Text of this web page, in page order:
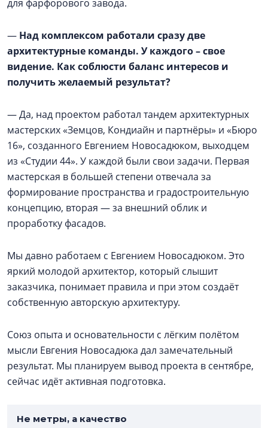
для фарфорового завода.
— Над комплексом работали сразу две
архитектурные команды. У каждого – свое
видение. Как соблюсти баланс интересов и
получить желаемый результат?
— Да, над проектом работал тандем архитектурных
мастерских «Земцов, Кондиайн и партнёры» и «Бюро
16», созданного Евгением Новосадюком, выходцем
из «Студии 44». У каждой были свои задачи. Первая
мастерская в большей степени отвечала за
формирование пространства и градостроительную
концепцию, вторая — за внешний облик и
проработку фасадов.
Мы давно работаем с Евгением Новосадюком. Это
яркий молодой архитектор, который слышит
заказчика, понимает правила и при этом создаёт
собственную авторскую архитектуру.
Союз опыта и основательности с лёгким полётом
мысли Евгения Новосадюка дал замечательный
результат. Мы планируем вывод проекта в сентябре,
сейчас идёт активная подготовка.
Не метры, а качество